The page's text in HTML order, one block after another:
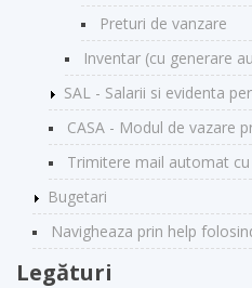
Preturi de vanzare
Inventar (cu generare
SAL - Salarii si evidenta
CASA - Modul de vazare
Trimitere mail automat
Bugetari
Navigheaza prin help
Legături